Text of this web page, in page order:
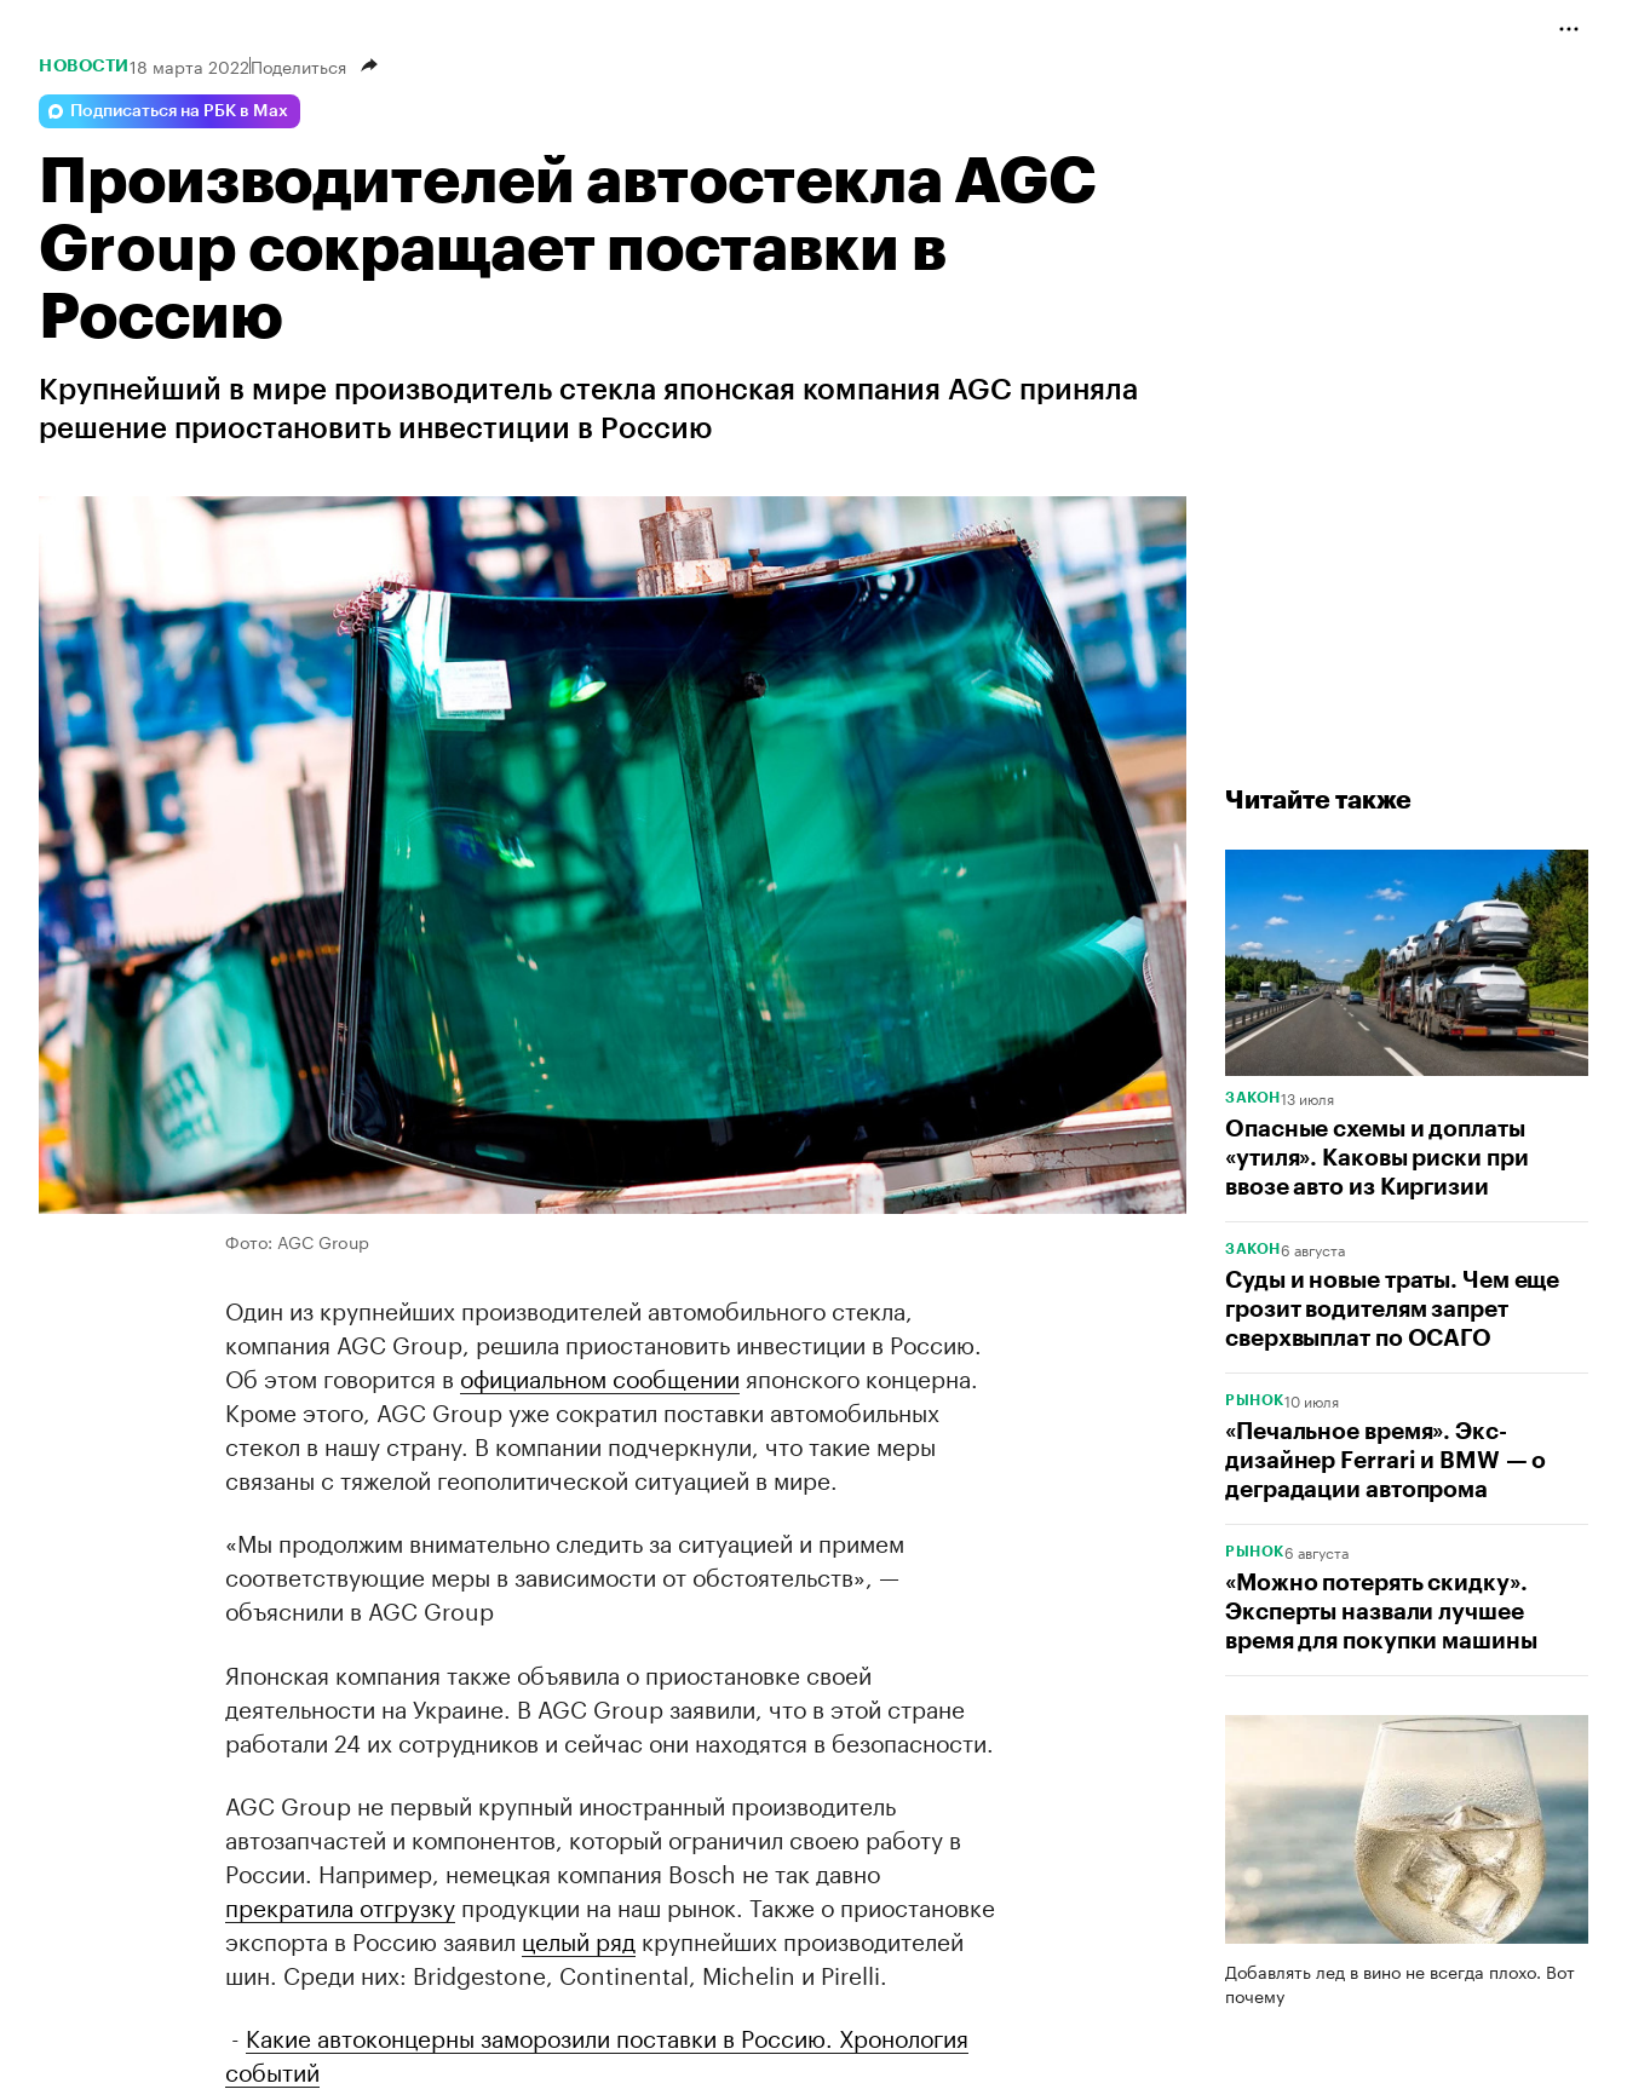
Читайте также
ЗАКОН 13 июля
Опасные схемы и доплаты
«утиля». Каковы риски при
ввозе авто из Киргизии
ЗАКОН 6 августа
Суды и новые траты. Чем еще
грозит водителям запрет
сверхвыплат по ОСАГО
РЫНОК10 июля
«Печальное время». Экс-
дизайнер Ferrari и BMW — о
деградации автопрома
РЫНОК6 августа
«Можно потерять скидку».
Эксперты назвали лучшее
время для покупки машины
Добавлять лед в вино не всегда плохо. Вот
почему
НОВОСТИ 18 марта 2022Поделиться
Подписаться на РБК в Max
Производителей автостекла AGC
Group сокращает поставки в
Россию
Крупнейший в мире производитель стекла японская компания AGC приняла
решение приостановить инвестиции в Россию
Фото: AGC Group
Один из крупнейших производителей автомобильного стекла,
компания AGC Group, решила приостановить инвестиции в Россию.
Об этом говорится в официальном сообщении японского концерна.
Кроме этого, AGC Group уже сократил поставки автомобильных
стекол в нашу страну. В компании подчеркнули, что такие меры
связаны с тяжелой геополитической ситуацией в мире.
«Мы продолжим внимательно следить за ситуацией и примем
соответствующие меры в зависимости от обстоятельств», —
объяснили в AGC Group
00:00 / 00:00
Японская компания также объявила о приостановке своей
деятельности на Украине. В AGC Group заявили, что в этой стране
работали 24 их сотрудников и сейчас они находятся в безопасности.
AGC Group не первый крупный иностранный производитель
автозапчастей и компонентов, который ограничил своею работу в
России. Например, немецкая компания Bosch не так давно
прекратила отгрузку продукции на наш рынок. Также о приостановке
экспорта в Россию заявил целый ряд крупнейших производителей
шин. Среди них: Bridgestone, Continental, Michelin и Pirelli.
- Какие автоконцерны заморозили поставки в Россию. Хронология
событий